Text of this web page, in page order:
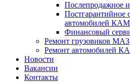
Послепродажное
Постгарантийное
автомобилей
Финансовый
Ремонт грузовиков МАЗ
Ремонт автомобилей
Новости
Вакансии
Контакты